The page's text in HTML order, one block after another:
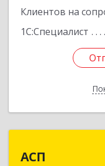
Клиентов на
1С:Специалист
АСП